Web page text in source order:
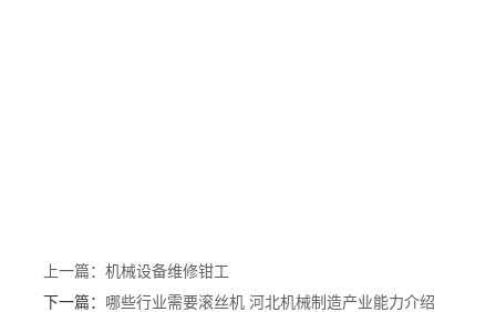
上一篇： 机械设备维修钳工
下一篇： 哪些行业需要滚丝机 河北机械制造产业能力介绍